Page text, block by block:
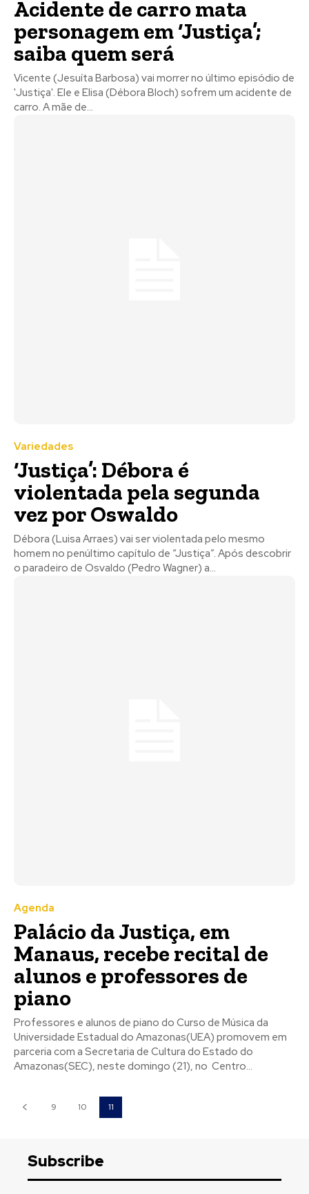
Acidente de carro mata
personagem em ‘Justiça’;
saiba quem será
Vicente (Jesuíta Barbosa) vai morrer no último episódio de
'Justiça'. Ele e Elisa (Débora Bloch) sofrem um acidente de
carro. A mãe de...
Variedades
‘Justiça’: Débora é
violentada pela segunda
vez por Oswaldo
Débora (Luisa Arraes) vai ser violentada pelo mesmo
homem no penúltimo capítulo de “Justiça”. Após descobrir
o paradeiro de Osvaldo (Pedro Wagner) a...
Agenda
Palácio da Justiça, em
Manaus, recebe recital de
alunos e professores de
piano
Professores e alunos de piano do Curso de Música da
Universidade Estadual do Amazonas(UEA) promovem em
parceria com a Secretaria de Cultura do Estado do
Amazonas(SEC), neste domingo (21), no Centro...
9 10 11
Subscribe